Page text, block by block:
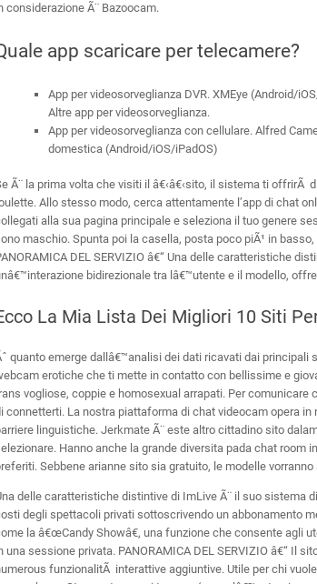
considerazione Ã¨ Bazoocam.
app scaricare per telecamere?
App per videosorveglianza DVR. XMEye (Android/
Altre app per videosorveglianza.
App per videosorveglianza con cellulare. Alfred
domestica (Android/iOS/iPadOS)
Ã¨ la prima volta che visiti il â€‹â€‹sito, il sistema ti
Allo stesso modo, cerca attentamente l’app di chat
alla sua pagina principale e seleziona il tuo genere
maschio. Spunta poi la casella, posta poco piÃ¹ in
DEL SERVIZIO â€“ Una delle caratteristiche
bidirezionale tra lâ€™utente e il modello,
La Mia Lista Dei Migliori 10 Siti
quanto emerge dallâ€™analisi dei dati ricavati dai
erotiche che ti mette in contatto con bellissime e
vogliose, coppie e homosexual arrapati. Per comunicare
connetterti. La nostra piattaforma di chat videocam opera
linguistiche. Jerkmate Ã¨ este altro cittadino sito
Hanno anche la grande diversita pada chat
Sebbene arianne sito sia gratuito, le modelle
delle caratteristiche distintive di ImLive Ã¨ il suo sistema
degli spettacoli privati sottoscrivendo un abbonamento
la â€œCandy Showâ€, una funzione che consente agli
una sessione privata. PANORAMICA DEL SERVIZIO â€“ Il
funzionalitÃ interattive aggiuntive. Utile per chi